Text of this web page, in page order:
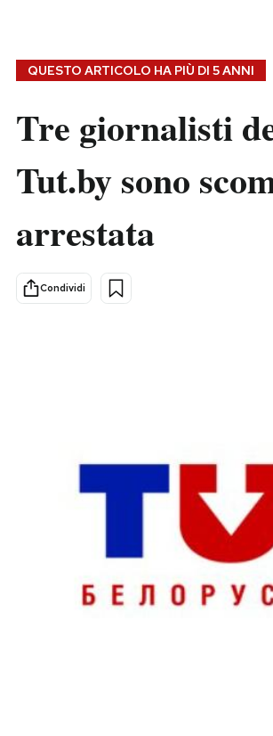
QUESTO ARTICOLO HA PIÙ DI 5 ANNI
Tre giornalisti
Tut.by sono
arrestata
Condividi